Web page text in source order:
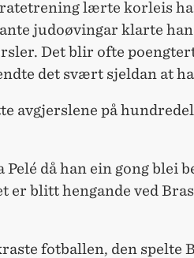
lærte korleis
judoøvingar klarte
Det blir ofte
det svært sjeldan at
avgjerslene på
då han ein gong blei
er blitt hengande ved
fotballen, den spelte